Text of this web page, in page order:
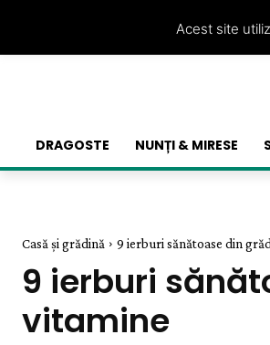
DRAGOSTE NUNȚI & MIRESE
Casă și grădină 9 ierburi sănătoase din
9 ierburi
vitamine
Acest site